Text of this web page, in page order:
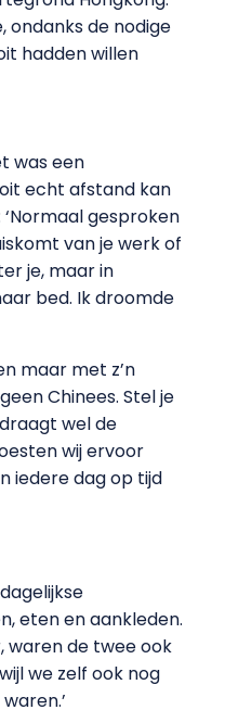
ondanks de nodige
hadden willen
was een
echt afstand kan
‘Normaal gesproken
van je werk of
je, maar in
bed. Ik droomde
maar met z’n
Chinees. Stel je
wel de
wij ervoor
iedere dag op tijd
eten en aankleden.
waren de twee ook
we zelf ook nog